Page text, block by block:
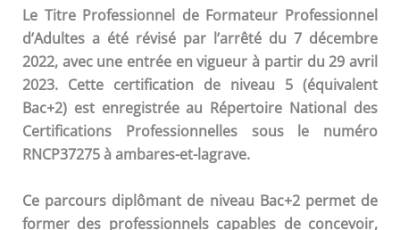
Le Titre Professionnel de Formateur Professionnel
d’Adultes a été révisé par l’arrêté du 7 décembre
2022, avec une entrée en vigueur à partir du 29 avril
2023. Cette certification de niveau 5 (équivalent
Bac+2) est enregistrée au Répertoire National des
Certifications Professionnelles sous le numéro
RNCP37275 à ambares-et-lagrave.
Ce parcours diplômant de niveau Bac+2 permet de
former des professionnels capables de concevoir,